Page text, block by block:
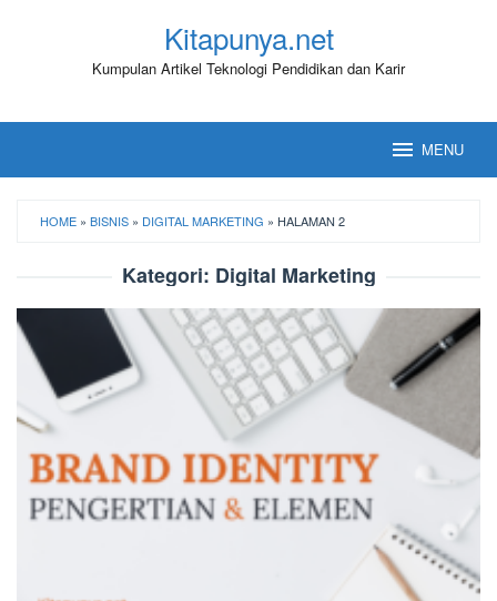
Kitapunya.net
Kumpulan Artikel Teknologi Pendidikan dan Karir
MENU
HOME » BISNIS » DIGITAL MARKETING » HALAMAN 2
Kategori: Digital Marketing